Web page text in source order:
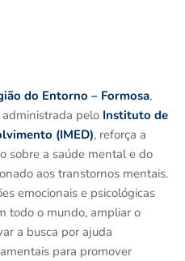
do Entorno – Formosa,
pelo Instituto de
(IMED), reforça a
sobre a saúde mental e do
aos transtornos mentais.
emocionais e psicológicas
todo o mundo, ampliar o
a busca por ajuda
para promover